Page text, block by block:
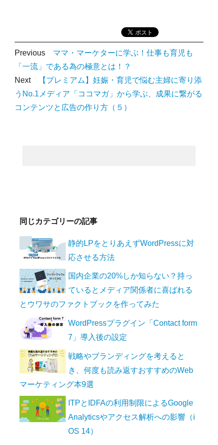
Previous ママ・マーケターに学ぶ！仕事も育児も
「一流」である為の極意とは！？
Next
【プレミアム】妊娠・育児で悩む主婦に寄り添
うNo.1メディア「ココマガ」から学ぶ、成果に繋がる
コンテンツと広告の作り方（５）
同じカテゴリーの記事
静的LPをとりあえずWordPressに対
応させる方法
国内企業の20%しか知らない？持っ
ているとメディア関係者に喜ばれる
とウワサのファクトブックを作ってみた
WordPressプラグイン「Contact form
7」導入後の設定
戦略やブランディングを考えると
き、何度も読み返すおすすめのWeb
マーケティング本9選
ITPとIDFAの利用制限によるGoogle
Analyticsやアクセス解析への影響（i
OS 14）